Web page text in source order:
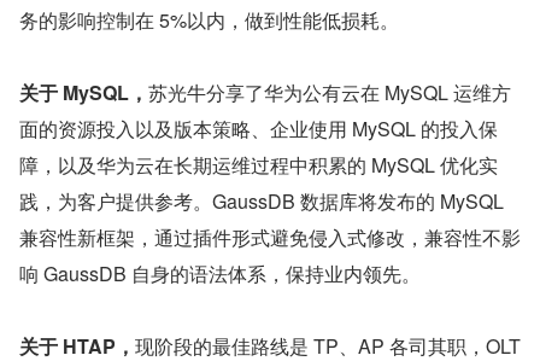
务的影响控制在 5%以内，做到性能低损耗。
关于 MySQL， 苏光牛分享了华为公有云在 MySQL 运维方
面的资源投入以及版本策略、企业使用 MySQL 的投入保
障，以及华为云在长期运维过程中积累的 MySQL 优化实
践，为客户提供参考。GaussDB 数据库将发布的 MySQL
兼容性新框架，通过插件形式避免侵入式修改，兼容性不影
响 GaussDB 自身的语法体系，保持业内领先。
关于 HTAP， 现阶段的最佳路线是 TP、AP 各司其职，OLT